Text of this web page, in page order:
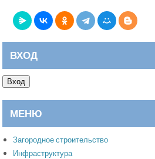
ВХОД
Вход
МЕНЮ
Загородное строительство
Инфраструктура